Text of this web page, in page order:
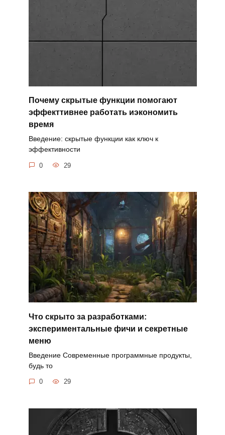
Почему скрытые функции помогают
эффекттивнее работать иэкономить
время
Введение: скрытые функции как ключ к
эффективности
0 29
Что скрыто за разработками:
экспериментальные фичи и секретные
меню
Введение Современные программные продукты,
будь то
0 29